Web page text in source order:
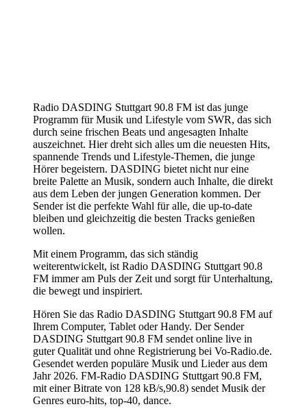
Radio DASDING Stuttgart 90.8 FM ist das junge
Programm für Musik und Lifestyle vom SWR, das sich
durch seine frischen Beats und angesagten Inhalte
auszeichnet. Hier dreht sich alles um die neuesten Hits,
spannende Trends und Lifestyle-Themen, die junge
Hörer begeistern. DASDING bietet nicht nur eine
breite Palette an Musik, sondern auch Inhalte, die direkt
aus dem Leben der jungen Generation kommen. Der
Sender ist die perfekte Wahl für alle, die up-to-date
bleiben und gleichzeitig die besten Tracks genießen
wollen.
Mit einem Programm, das sich ständig
weiterentwickelt, ist Radio DASDING Stuttgart 90.8
FM immer am Puls der Zeit und sorgt für Unterhaltung,
die bewegt und inspiriert.
Hören Sie das Radio DASDING Stuttgart 90.8 FM auf
Ihrem Computer, Tablet oder Handy. Der Sender
DASDING Stuttgart 90.8 FM sendet online live in
guter Qualität und ohne Registrierung bei Vo-Radio.de.
Gesendet werden populäre Musik und Lieder aus dem
Jahr 2026. FM-Radio DASDING Stuttgart 90.8 FM,
mit einer Bitrate von 128 kB/s,90.8) sendet Musik der
Genres euro-hits, top-40, dance.